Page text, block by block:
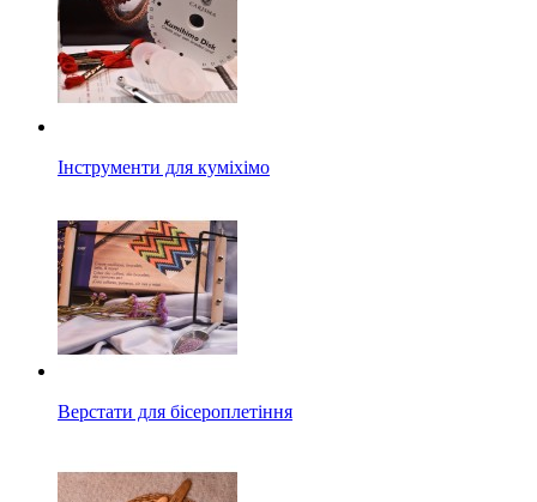
Інструменти для куміхімо
Верстати для бісероплетіння